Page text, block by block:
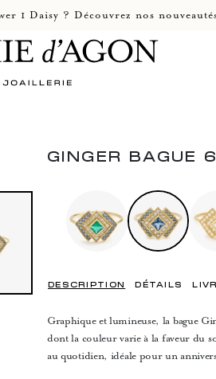
1 Daisy ? Découvrez nos
GINGER BAGUE
DESCRIPTION DÉTAILS
Graphique et lumineuse, la bague
dont la couleur varie à la faveur du
au quotidien, idéale pour un